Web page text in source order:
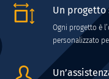
Un progetto
Ogni progetto è
personalizzato